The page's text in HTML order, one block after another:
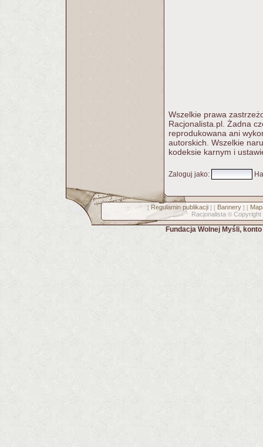
Wszelkie prawa
Racjonalista.pl. Żadna
reprodukowana ani
autorskich. Wszelkie
kodeksie karnym i
Zaloguj jako:
[ Regulamin publikacji] [ Bannery] [
Racjonalista © Copyright
Fundacja Wolnej Myśli,